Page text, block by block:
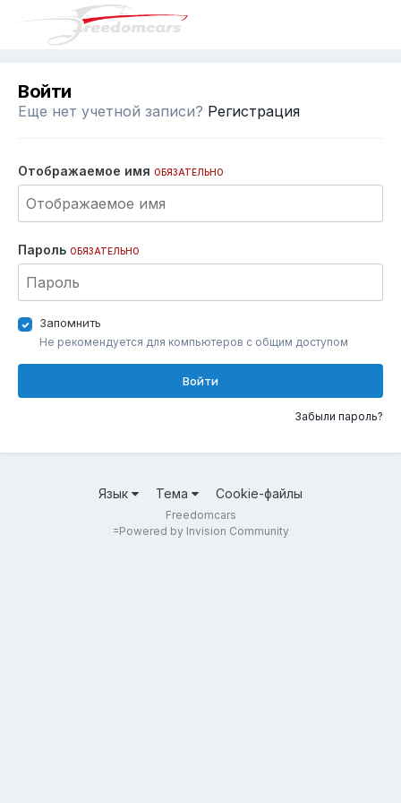
Войти
Еще нет учетной записи? Регистрация
Отображаемое имя ОБЯЗАТЕЛЬНО
Пароль ОБЯЗАТЕЛЬНО
Запомнить
Не рекомендуется для компьютеров с общим доступом
Войти
Забыли пароль?
Язык Тема Cookie-файлы
Freedomcars
=Powered by Invision Community